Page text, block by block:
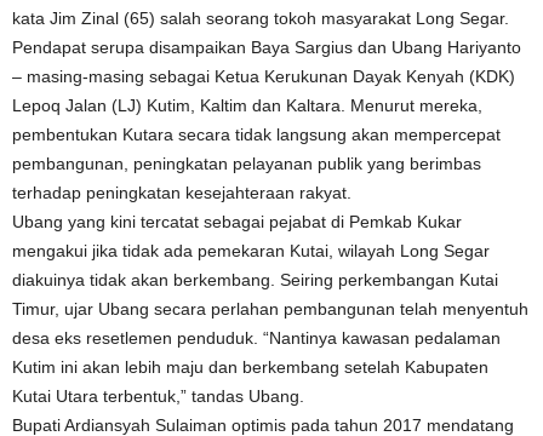
kata Jim Zinal (65) salah seorang tokoh masyarakat Long Segar.
Pendapat serupa disampaikan Baya Sargius dan Ubang Hariyanto
– masing-masing sebagai Ketua Kerukunan Dayak Kenyah (KDK)
Lepoq Jalan (LJ) Kutim, Kaltim dan Kaltara. Menurut mereka,
pembentukan Kutara secara tidak langsung akan mempercepat
pembangunan, peningkatan pelayanan publik yang berimbas
terhadap peningkatan kesejahteraan rakyat.
Ubang yang kini tercatat sebagai pejabat di Pemkab Kukar
mengakui jika tidak ada pemekaran Kutai, wilayah Long Segar
diakuinya tidak akan berkembang. Seiring perkembangan Kutai
Timur, ujar Ubang secara perlahan pembangunan telah menyentuh
desa eks resetlemen penduduk. “Nantinya kawasan pedalaman
Kutim ini akan lebih maju dan berkembang setelah Kabupaten
Kutai Utara terbentuk,” tandas Ubang.
Bupati Ardiansyah Sulaiman optimis pada tahun 2017 mendatang